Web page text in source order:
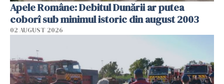
Apele Române: Debitul Dunării ar putea
coborî sub minimul istoric din august 2003
02 AUGUST 2026